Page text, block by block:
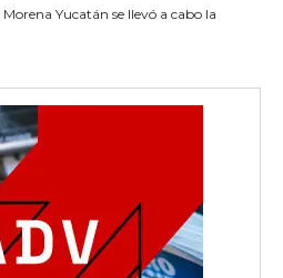
Yucatán se llevó a cabo la